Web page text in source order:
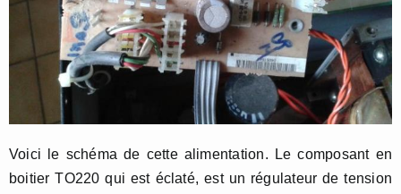
Voici le schéma de cette alimentation. Le composant en
boitier TO220 qui est éclaté, est un régulateur de tension